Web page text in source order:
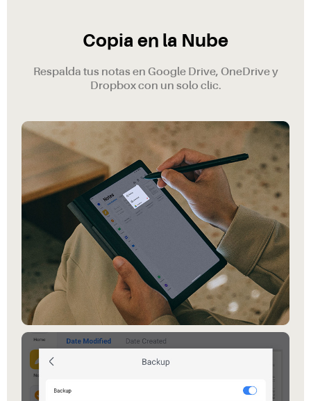
Copia en la Nube
Respalda tus notas en Google Drive, OneDrive y
Dropbox con un solo clic.